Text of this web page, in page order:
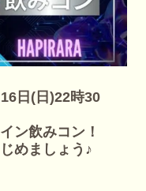
日(日)22時30
ン飲みコン！
めましょう♪